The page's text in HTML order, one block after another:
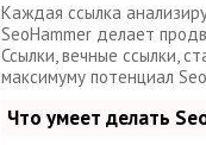
Каждая ссылка
SeoHammer делает
Ссылки, вечные ссылки,
максимуму потенциал
Что умеет делать